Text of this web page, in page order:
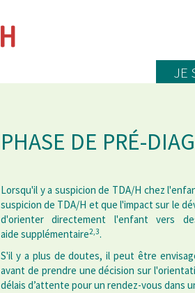
JE
PHASE DE PRÉ-
Lorsqu'il y a suspicion de TDA/H chez
suspicion de TDA/H et que l'impact sur le
d'orienter directement l'enfant vers
aide supplémentaire2,3.
S'il y a plus de doutes, il peut être
avant de prendre une décision sur
délais d’attente pour un rendez-vous dans